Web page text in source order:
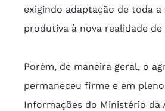
exigindo adaptação de toda a
produtiva à nova realidade de
Porém, de maneira geral, o
permaneceu firme e em
Informações do Ministério da